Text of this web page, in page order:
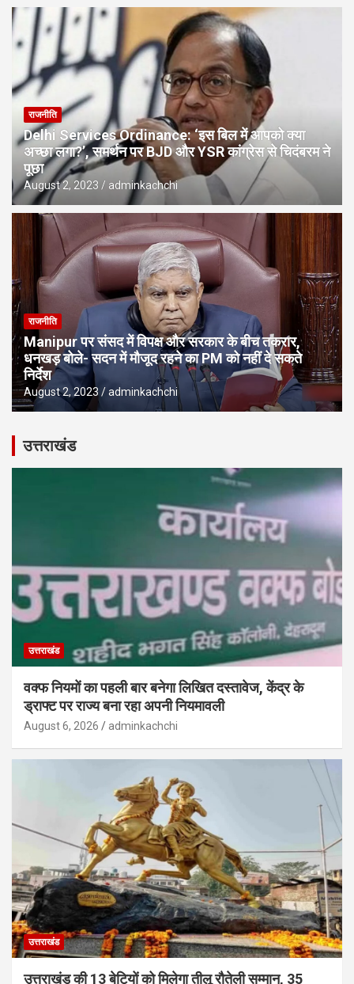
राजनीति
Delhi Services Ordinance: ‘इस बिल में आपको क्या
अच्छा लगा?’, समर्थन पर BJD और YSR कांग्रेस से चिदंबरम ने
पूछा
August 2, 2023 adminkachchi
राजनीति
Manipur पर संसद में विपक्ष और सरकार के बीच तकरार,
धनखड़ बोले- सदन में मौजूद रहने का PM को नहीं दे सकते
निर्देश
August 2, 2023 adminkachchi
उत्तराखंड
उत्तराखंड
वक्फ नियमों का पहली बार बनेगा लिखित दस्तावेज, केंद्र के
ड्राफ्ट पर राज्य बना रहा अपनी नियमावली
August 6, 2026 adminkachchi
उत्तराखंड
उत्तराखंड की 13 बेटियों को मिलेगा तीलू रौतेली सम्मान, 35